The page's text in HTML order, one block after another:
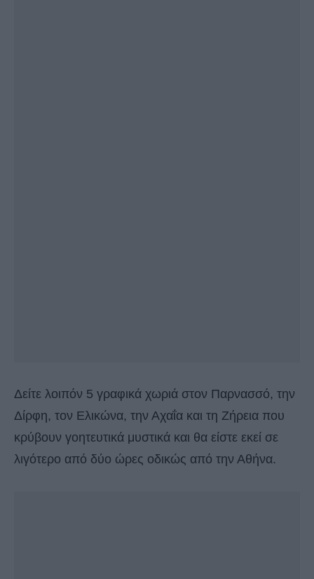
Δείτε λοιπόν 5 γραφικά χωριά στον Παρνασσό, την
Δίρφη, τον Ελικώνα, την Αχαΐα και τη Ζήρεια που
κρύβουν γοητευτικά μυστικά και θα είστε εκεί σε
λιγότερο από δύο ώρες οδικώς από την Αθήνα.